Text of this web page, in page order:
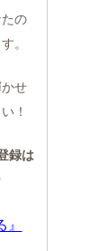
の
。
せ
！
録は